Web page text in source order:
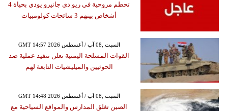
تحطم مروحية في ريو دي جانيرو يودي بحياة 4
أشخاص بينهم 3 سائحات كولومبيات
GMT 14:57 2026 السبت ,08 آب / أغسطس
القوات المسلحة اليمنية تعلن تنفيذ عملية ضد
الحوثيين والميليشيات التابعة لهم
GMT 14:48 2026 السبت ,08 آب / أغسطس
الصين تغلق المدارس والمواقع السياحية مع